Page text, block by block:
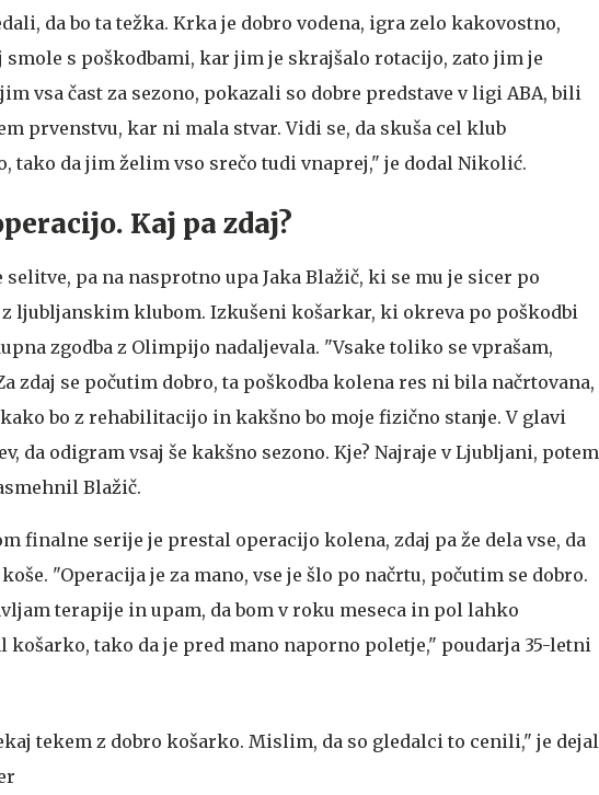
da bo ta težka. Krka je dobro vodena, igra zelo kakovostno,
s poškodbami, kar jim je skrajšalo rotacijo, zato jim je
vsa čast za sezono, pokazali so dobre predstave v ligi ABA, bili
prvenstvu, kar ni mala stvar. Vidi se, da skuša cel klub
tako da jim želim vso srečo tudi vnaprej," je dodal Nikolić.
Kaj pa zdaj?
pa na nasprotno upa Jaka Blažič, ki se mu je sicer po
ljubljanskim klubom. Izkušeni košarkar, ki okreva po poškodbi
zgodba z Olimpijo nadaljevala. "Vsake toliko se vprašam,
zdaj se počutim dobro, ta poškodba kolena res ni bila načrtovana,
bo z rehabilitacijo in kakšno bo moje fizično stanje. V glavi
da odigram vsaj še kakšno sezono. Kje? Najraje v Ljubljani, potem
Blažič.
finalne serije je prestal operacijo kolena, zdaj pa že dela vse, da
"Operacija je za mano, vse je šlo po načrtu, počutim se dobro.
terapije in upam, da bom v roku meseca in pol lahko
tako da je pred mano naporno poletje," poudarja 35-letni